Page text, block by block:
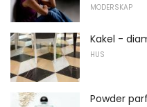
MODERSKAP
Kakel -
HUS
Powder